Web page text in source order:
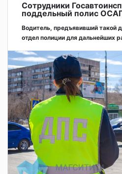
Сотрудники
поддельный полис
Водитель, предъявивший такой
отдел полиции для дальнейших